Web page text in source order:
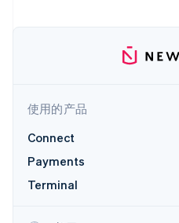
Product roadmap
欺诈防范
初创企业注册
Climate
碳移除
游戏
酒店、旅游
API 状态
联系销售
使用的产品
Connect
Payments
Terminal